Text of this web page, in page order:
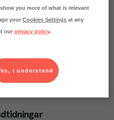
you more of what is relevant
yourCookies Settings at any
ourprivacy policy.
I understand